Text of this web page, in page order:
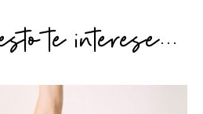
te interese...